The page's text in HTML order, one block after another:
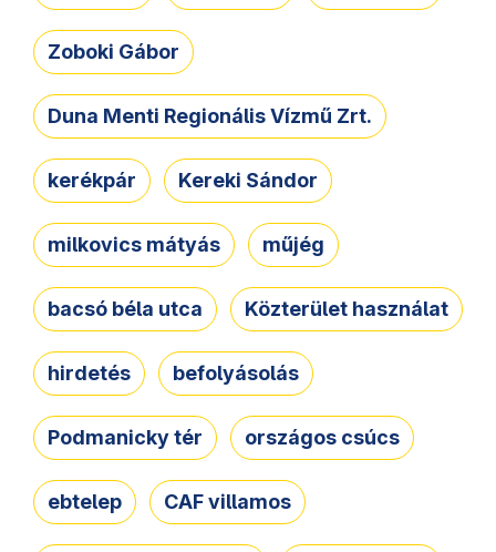
Zoboki Gábor
Duna Menti Regionális Vízmű Zrt.
kerékpár Kereki Sándor
milkovics mátyás műjég
bacsó béla utca Közterület használat
hirdetés befolyásolás
Podmanicky tér országos csúcs
ebtelep CAF villamos